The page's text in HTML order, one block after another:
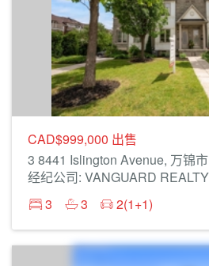
CAD$999,000 出售
3 8441 Islington Avenue, 万锦市
3
3 2(1+1)